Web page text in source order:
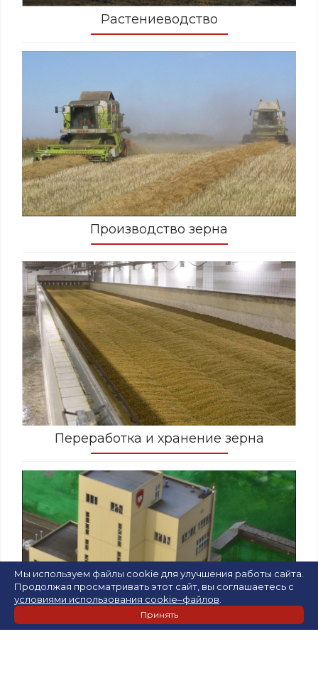
Растениеводство
Производство зерна
Переработка и хранение зерна
Мы используем файлы cookie для улучшения работы сайта.
Продолжая просматривать этот сайт, вы соглашаетесь с
условиями использования cookie–файлов
Принять